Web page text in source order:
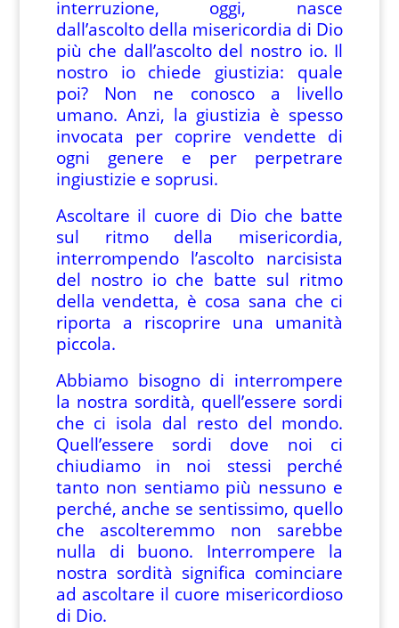
interruzione, oggi, nasce
dall’ascolto della misericordia di Dio
più che dall’ascolto del nostro io. Il
nostro io chiede giustizia: quale
poi? Non ne conosco a livello
umano. Anzi, la giustizia è spesso
invocata per coprire vendette di
ogni genere e per perpetrare
ingiustizie e soprusi.
Ascoltare il cuore di Dio che batte
sul ritmo della misericordia,
interrompendo l’ascolto narcisista
del nostro io che batte sul ritmo
della vendetta, è cosa sana che ci
riporta a riscoprire una umanità
piccola.
Abbiamo bisogno di interrompere
la nostra sordità, quell’essere sordi
che ci isola dal resto del mondo.
Quell’essere sordi dove noi ci
chiudiamo in noi stessi perché
tanto non sentiamo più nessuno e
perché, anche se sentissimo, quello
che ascolteremmo non sarebbe
nulla di buono. Interrompere la
nostra sordità significa cominciare
ad ascoltare il cuore misericordioso
di Dio.